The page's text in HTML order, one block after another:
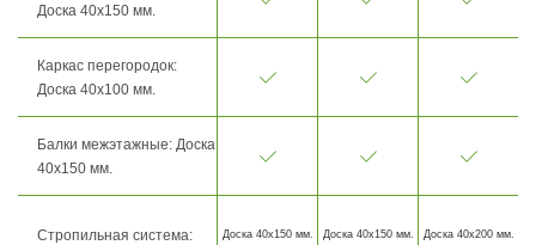
Доска 40х150 мм.
Каркас перегородок:
Доска 40х100 мм.
Балки межэтажные: Доска
40х150 мм.
Стропильная система: Доска 40х150 мм. Доска 40х150 мм. Доска 40х200 мм.